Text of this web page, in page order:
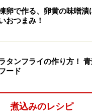
クが210g入りだった
ても大丈夫です。
込みの作り方・手
込みを作る
をかけて、ぬるま湯でも
卵で作る、卵黄の味噌
おつまみ！
タンフライの作り方！
ード
煮込みのレシピ